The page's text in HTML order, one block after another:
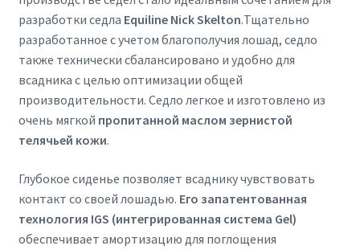
разработки седла Equiline Nick Skelton.Тщательно
разработанное с учетом благополучия лошад, седло
также технически сбалансировано и удобно для
всадника с целью оптимизации общей
производительности. Седло легкое и изготовлено из
очень мягкой пропитанной маслом зернистой
телячьей кожи.
Глубокое сиденье позволяет всаднику чувствовать
контакт со своей лошадью. Его запатентованная
технология IGS (интегрированная система Gel)
обеспечивает амортизацию для поглощения